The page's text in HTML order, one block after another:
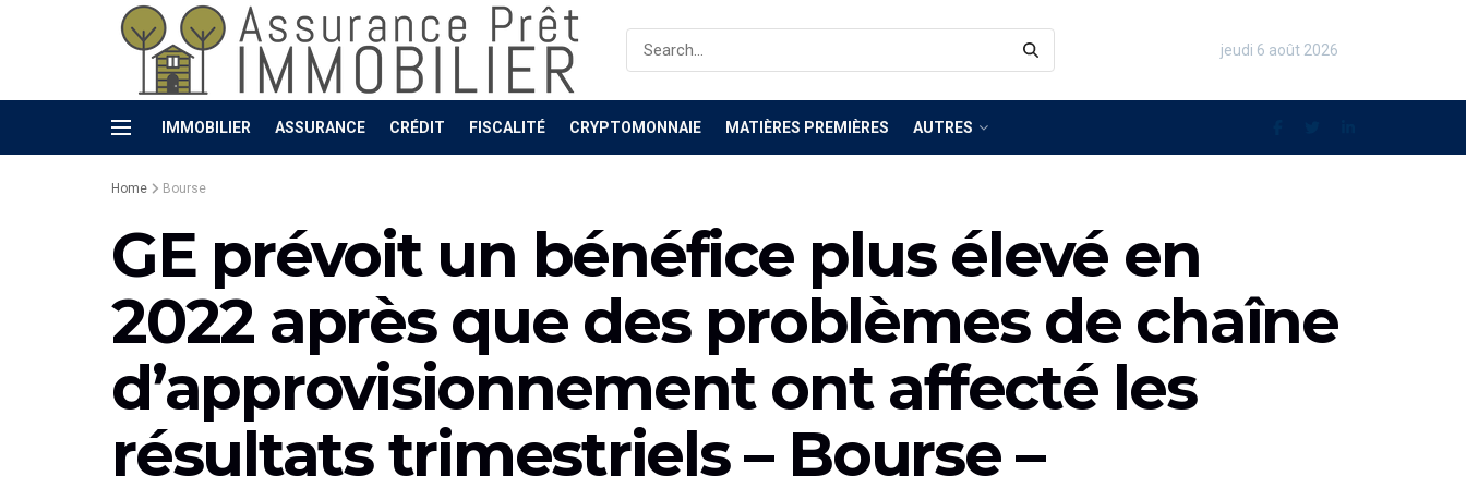
jeudi 6 août 2026
IMMOBILIER ASSURANCE CRÉDIT FISCALITÉ CRYPTOMONNAIE MATIÈRES PREMIÈRES AUTRES
Home Bourse
GE prévoit un bénéfice plus élevé en
2022 après que des problèmes de chaîne
d’approvisionnement ont affecté les
résultats trimestriels – Bourse –